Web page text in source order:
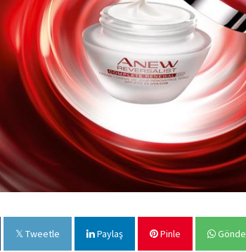
Tweetle Paylaş Pinle